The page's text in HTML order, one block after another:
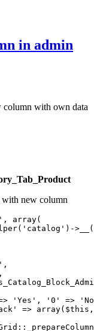
in admin
column with own data
with new column
array(
'Yes', '0' =>
=>